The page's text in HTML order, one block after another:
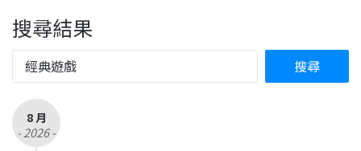
搜尋結果
8 月
- 2026 -